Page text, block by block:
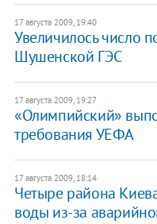
17 августа 2009, 19:40
Увеличилось число
Шушенской ГЭС
17 августа 2009, 19:27
«Олимпийский»
требования УЕФА
17 августа 2009, 18:14
Четыре района
воды из-за